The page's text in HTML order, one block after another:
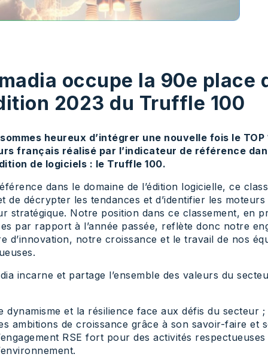
occupe la 90e place
2023 du Truffle 100
heureux d’intégrer une nouvelle fois le TOP
français réalisé par l’indicateur de référence
de logiciels : le Truffle 100.
dans le domaine de l’édition logicielle, ce
de décrypter les tendances et d’identifier les moteurs
stratégique. Notre position dans ce classement, en
par rapport à l’année passée, reflète donc notre
d’innovation, notre croissance et le travail de nos
incarne et partage l’ensemble des valeurs du
dynamisme et la résilience face aux défis du secteur ;
ambitions de croissance grâce à son savoir-faire et
RSE fort pour des activités respectueuses